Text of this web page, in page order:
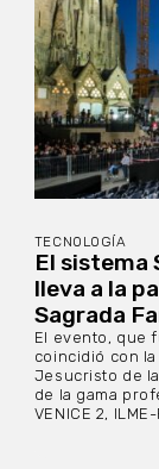
TECNOLOGÍA
El sistema
lleva a la
Sagrada
El evento, que
coincidió con
Jesucristo de
de la gama
VENICE 2, ILME-